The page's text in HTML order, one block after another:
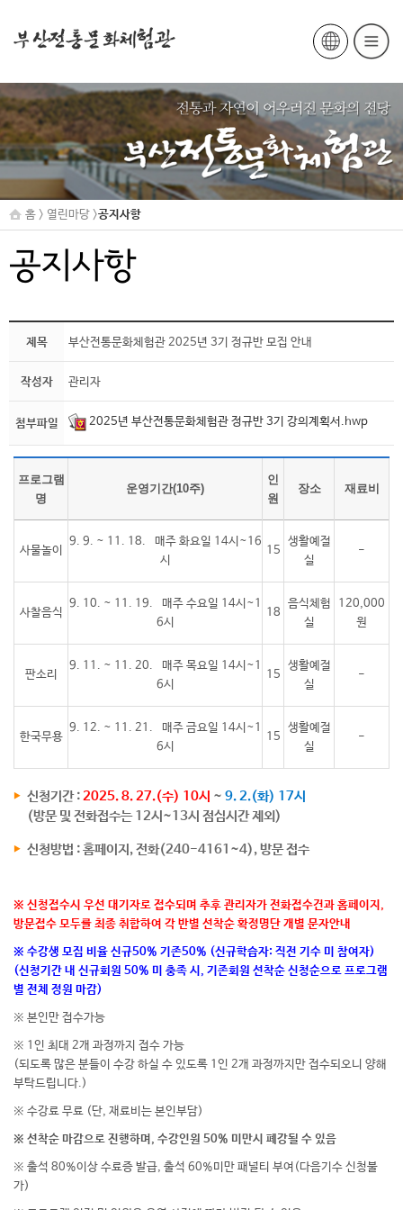
홈 > 열린마당 >공지사항
공지사항
제목 부산전통문화체험관 2025년 3기 정규반 모집 안내
작성자 관리자
첨부파일 2025년 부산전통문화체험관 정규반 3기 강의계획서.hwp
프로그램
명
운영기간(10주)
인
원
장소 재료비
사물놀이
9. 9. ~ 11. 18. 매주 화요일 14시~16
시
15
생활예절
실
-
사찰음식
9. 10. ~ 11. 19. 매주 수요일 14시~1
6시
18
음식체험
실
120,000
원
판소리
9. 11. ~ 11. 20. 매주 목요일 14시~1
6시
15
생활예절
실
-
한국무용
9. 12. ~ 11. 21. 매주 금요일 14시~1
6시
15
생활예절
실
-
신청기간 :2025. 8. 27.(수) 10시 ~ 9. 2.(화) 17시
(방문 및 전화접수는 12시~13시 점심시간 제외)
신청방법 : 홈페이지, 전화(240-4161~4), 방문 접수
※ 신청접수시 우선 대기자로 접수되며 추후 관리자가 전화접수건과 홈페이지,
방문접수 모두를 최종 취합하여 각 반별 선착순 확정명단 개별 문자안내
※ 수강생 모집 비율 신규50% 기존50% (신규학습자: 직전 기수 미 참여자)
(신청기간 내 신규회원 50% 미 충족 시, 기존회원 선착순 신청순으로 프로그램
별 전체 정원 마감)
※ 본인만 접수가능
※ 1인 최대 2개 과정까지 접수 가능
(되도록 많은 분들이 수강 하실 수 있도록 1인 2개 과정까지만 접수되오니 양해
부탁드립니다.)
※ 수강료 무료 (단, 재료비는 본인부담)
※ 선착순 마감으로 진행하며, 수강인원 50% 미만시 폐강될 수 있음
※ 출석 80%이상 수료증 발급, 출석 60%미만 패널티 부여(다음기수 신청불
가)